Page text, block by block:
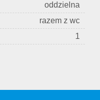
oddzielna
razem z wc
1